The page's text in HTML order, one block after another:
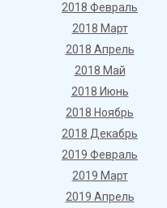
2018 Февраль
2018 Март
2018 Апрель
2018 Май
2018 Июнь
2018 Ноябрь
2018 Декабрь
2019 Февраль
2019 Март
2019 Апрель